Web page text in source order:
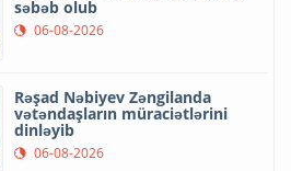
səbəb olub
06-08-2026
Rəşad Nəbiyev Zəngilanda
vətəndaşların müraciətlərini
dinləyib
06-08-2026